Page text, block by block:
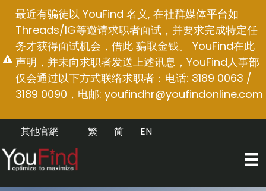
最近有骗徒以 YouFind 名义, 在社群媒体平台如
Threads/IG等邀请求职者面试，并要求完成特定任
务才获得面试机会，借此 骗取金钱。 YouFind在此
声明，并未向求职者发送上述讯息，YouFind人事部
仅会通过以下方式联络求职者：电话: 3189 0063 /
3189 0090，电邮: youfindhr@youfindonline.com
其他官網 EN
简
繁